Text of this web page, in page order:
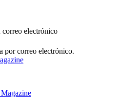
correo electrónico
por correo electrónico.